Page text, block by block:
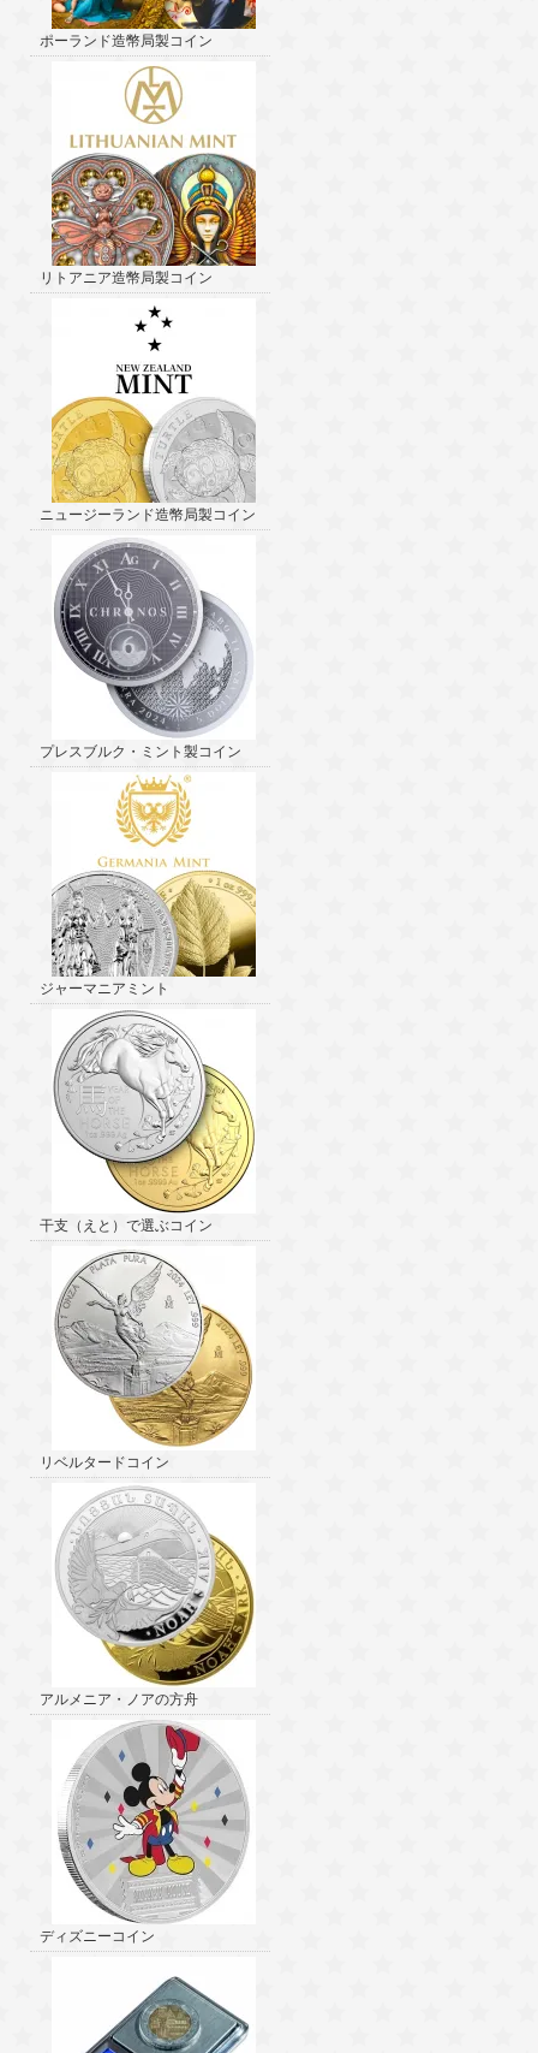
ポーランド造幣局製コイン
リトアニア造幣局製コイン
ニュージーランド造幣局製コイン
プレスブルク・ミント製コイン
ジャーマニアミント
干支（えと）で選ぶコイン
リベルタードコイン
アルメニア・ノアの方舟
ディズニーコイン